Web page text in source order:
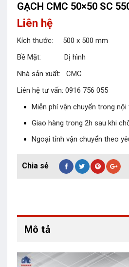
GẠCH CMC 50×50 SC
Liên hệ
Kích thước: 500 x 500 mm
Bề Mặt: Dị hình
Nhà sản xuất: CMC
Liên hệ tư vấn: 0916 756 055
Miễn phí vận chuyển trong nội
Giao hàng trong 2h sau khi
Ngoại tỉnh vận chuyển theo
Mô tả